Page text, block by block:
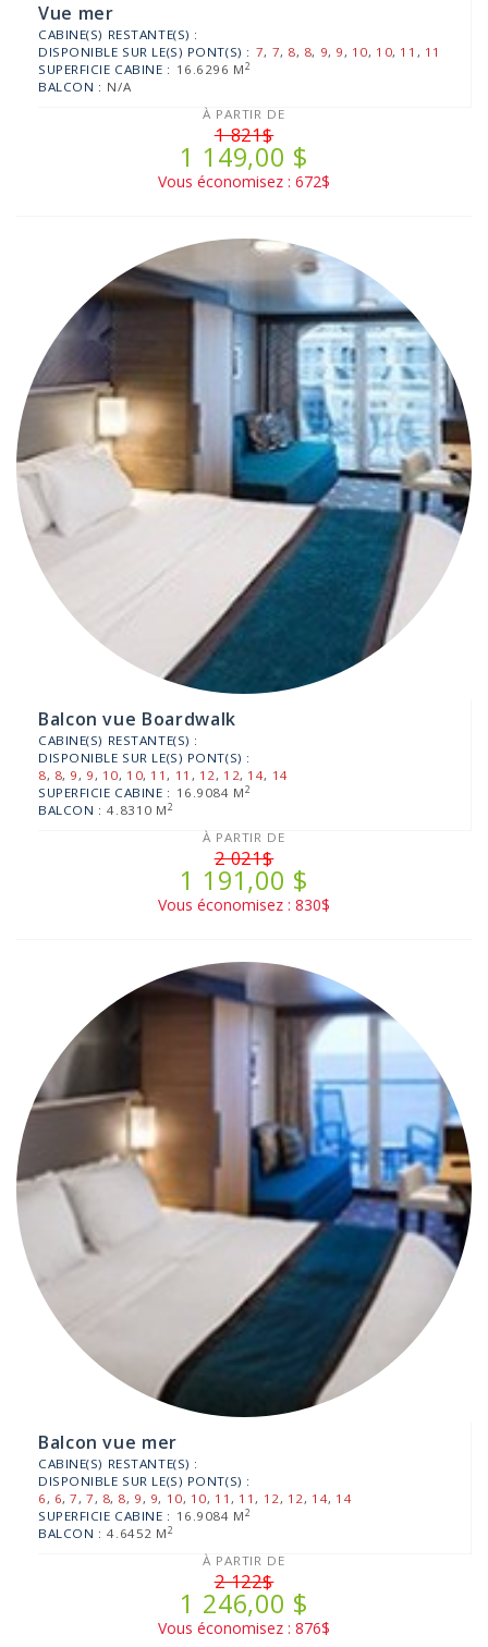
Vue mer
CABINE(S) RESTANTE(S) :
DISPONIBLE SUR LE(S) PONT(S) : 7, 7, 8, 8, 9, 9, 10, 10, 11 , 11
SUPERFICIE CABINE : 16.6296 M2
BALCON : N/A
À PARTIR DE
1 821$
1 149,00 $
Vous économisez : 672$
Balcon vue Boardwalk
CABINE(S) RESTANTE(S) :
DISPONIBLE SUR LE(S) PONT(S) :
8, 8, 9, 9, 10, 10, 11, 11 , 12, 12, 14, 14
SUPERFICIE CABINE : 16.9084 M2
BALCON : 4.8310 M2
À PARTIR DE
2 021$
1 191,00 $
Vous économisez : 830$
Balcon vue mer
CABINE(S) RESTANTE(S) :
DISPONIBLE SUR LE(S) PONT(S) :
6, 6,7,7, 8, 8, 9, 9, 10, 10, 11, 11, 12, 12, 14, 14
SUPERFICIE CABINE : 16.9084 M2
BALCON : 4.6452 M2
À PARTIR DE
2 122$
1 246,00 $
Vous économisez : 876$